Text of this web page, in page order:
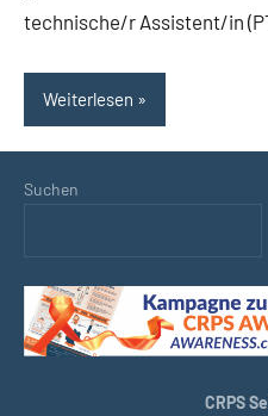
technische/r Assistent/in
Weiterlesen
Suchen
CRPS